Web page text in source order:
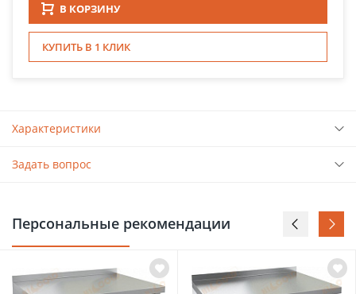
В КОРЗИНУ
КУПИТЬ В 1 КЛИК
Характеристики
Задать вопрос
Персональные рекомендации